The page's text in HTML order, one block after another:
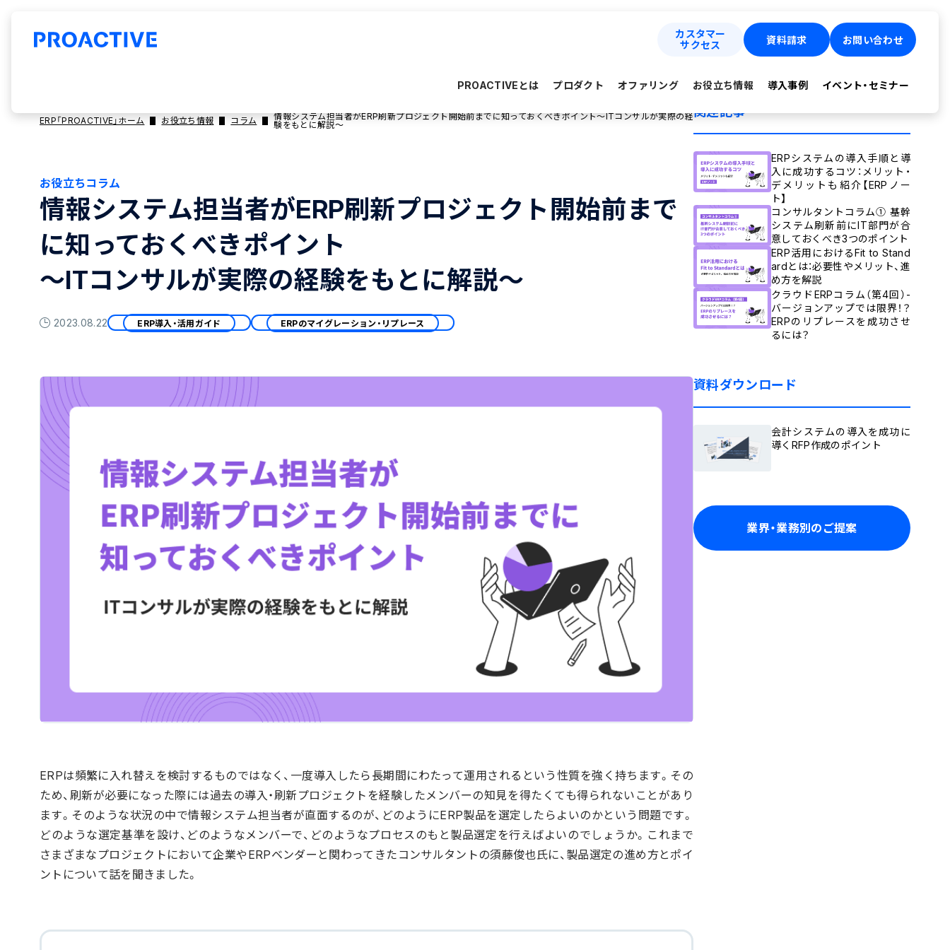
PROACTIVEとは プロダクト オファリング お役立ち情報 導入事例 イベント・セミナー
カスタマー
サクセス
資料請求 お問い合わせ
ERP「PROACTIVE」ホーム お役立ち情報 コラム
情報システム担当者がERP刷新プロジェクト開始前までに知っておくべきポイント～ITコンサルが実際の経
験をもとに解説～
お役立ちコラム
情報システム担当者がERP刷新プロジェクト開始前まで
に知っておくべきポイント
～ITコンサルが実際の経験をもとに解説～
2023.08.22 ERP導入・活用ガイド ERPのマイグレーション・リプレース
ERPは頻繁に入れ替えを検討するものではなく、一度導入したら長期間にわたって運用されるという性質を強く持ちます。その
ため、刷新が必要になった際には過去の導入・刷新プロジェクトを経験したメンバーの知見を得たくても得られないことがあり
ます。そのような状況の中で情報システム担当者が直面するのが、どのようにERP製品を選定したらよいのかという問題です。
どのような選定基準を設け、どのようなメンバーで、どのようなプロセスのもと製品選定を行えばよいのでしょうか。これまで
さまざまなプロジェクトにおいて企業やERPベンダーと関わってきたコンサルタントの須藤俊也氏に、製品選定の進め方とポイ
ントについて話を聞きました。
関連記事
ERPシステムの導入手順と導
入に成功するコツ：メリット・
デメリットも紹介【ERPノー
ト】
コンサルタントコラム① 基幹
システム刷新前にIT部門が合
意しておくべき3つのポイント
ERP活用におけるFit to Stand
ardとは：必要性やメリット、進
め方を解説
クラウドERPコラム（第4回）-
バージョンアップでは限界！？
ERPのリプレースを成功させ
るには？
資料ダウンロード
会計システムの導入を成功に
導くRFP作成のポイント
業界・業務別のご提案